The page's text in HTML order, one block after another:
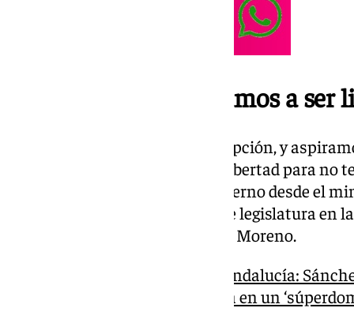
«En Andalucía aspiramos a ser
«En Andalucía buscamos otra opción, y
solitario, a ser libres y tener la libertad para no
meses, poder constituir un gobierno desde el
lo largo de estos cuatro años» de legislatura en
mayoría absoluta, ha abundado Moreno.
Primer pulso electoral en Andalucía:
arranque de la precampaña en un